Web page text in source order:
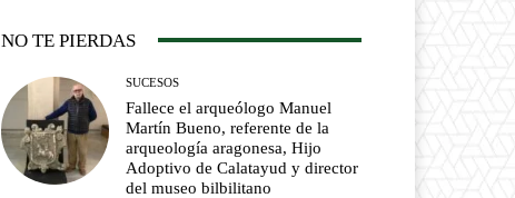
NO TE PIERDAS
SUCESOS
Fallece el arqueólogo Manuel
Martín Bueno, referente de la
arqueología aragonesa, Hijo
Adoptivo de Calatayud y director
del museo bilbilitano